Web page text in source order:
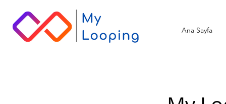
Ana Sayfa